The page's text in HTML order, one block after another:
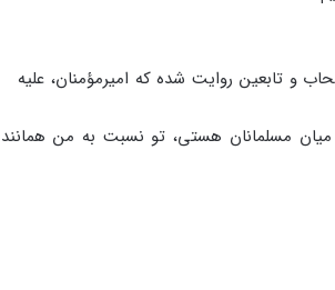
و تابعین روایت شده که امیرمؤمنان، علیه
مسلمانان هستى، تو نسبت به من همانند